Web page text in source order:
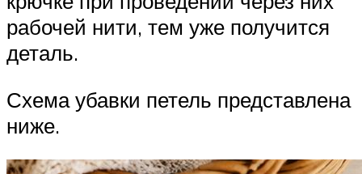
рабочей нити, тем уже получится
деталь.
Схема убавки петель представлена
ниже.